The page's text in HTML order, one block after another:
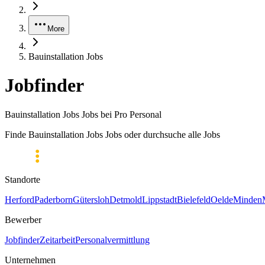
More
Bauinstallation Jobs
Jobfinder
Bauinstallation Jobs Jobs bei Pro Personal
Finde Bauinstallation Jobs Jobs oder durchsuche alle Jobs
Standorte
HerfordPaderbornGüterslohDetmoldLippstadtBielefeldOeldeMinden
Bewerber
JobfinderZeitarbeitPersonalvermittlung
Unternehmen